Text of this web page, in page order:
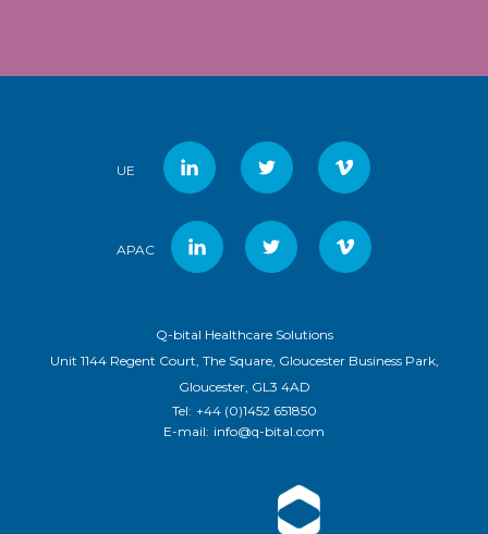
UE
APAC
Q-bital Healthcare Solutions
Unit 1144 Regent Court, The Square, Gloucester Business Park,
Gloucester, GL3 4AD
Tel: +44 (0)1452 651850
E-mail: info@q-bital.com